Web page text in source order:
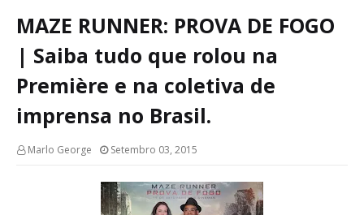
MAZE RUNNER: PROVA DE FOGO
| Saiba tudo que rolou na
Première e na coletiva de
imprensa no Brasil.
Marlo George Setembro 03, 2015